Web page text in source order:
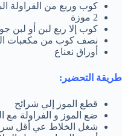
كوب وربع من الفراولة
2 موزة
كوب إلا ربع لبن أو لبن
نصف كوب من مكعبات
أوراق نعناع
طريقة التحضير:
قطع الموز إلي شرائح
ضع الموز و الفراولة مع
شغل الخلاط عي أقل